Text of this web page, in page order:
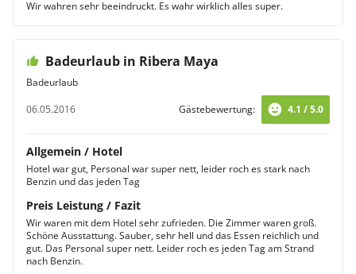
Wir wahren sehr beeindruckt. Es wahr wirklich alles super.
Badeurlaub in Ribera Maya
Badeurlaub
06.05.2016
Gästebewertung: 4.1 / 5.0
Allgemein / Hotel
Hotel war gut, Personal war super nett, leider roch es stark nach
Benzin und das jeden Tag
Preis Leistung / Fazit
Wir waren mit dem Hotel sehr zufrieden. Die Zimmer waren groß.
Schöne Ausstattung. Sauber, sehr hell und das Essen reichlich und
gut. Das Personal super nett. Leider roch es jeden Tag am Strand
nach Benzin.